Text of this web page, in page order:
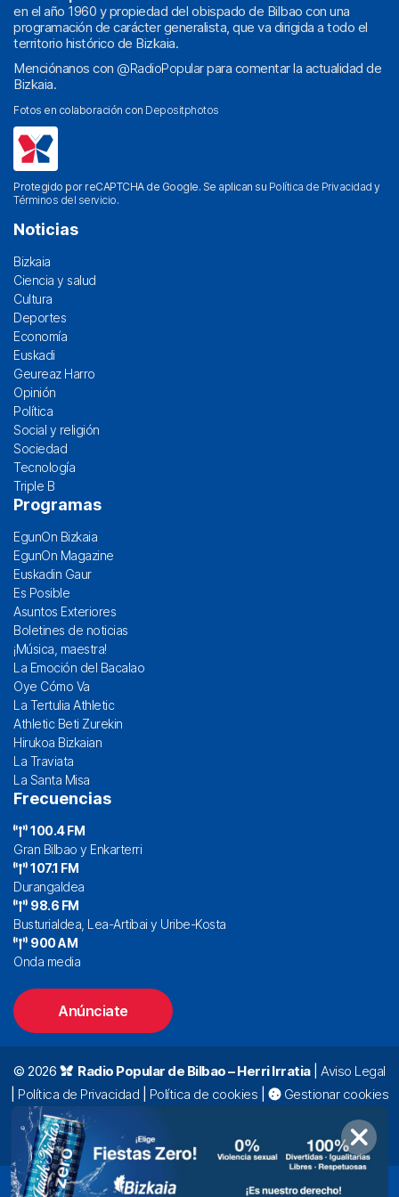
en el año 1960 y propiedad del obispado de Bilbao con una
programación de carácter generalista, que va dirigida a todo el
territorio histórico de Bizkaia.
Menciónanos con @RadioPopularpara comentar la actualidad de
Bizkaia.
Fotos en colaboración con Depositphotos
Protegido por reCAPTCHA de Google. Se aplican su Política de Privacidad y
Términos del servicio.
Noticias
Bizkaia
Ciencia y salud
Cultura
Deportes
Economía
Euskadi
Geureaz Harro
Opinión
Política
Social y religión
Sociedad
Tecnología
Triple B
Programas
EgunOn Bizkaia
EgunOn Magazine
Euskadin Gaur
Es Posible
Asuntos Exteriores
Boletines de noticias
¡Música, maestra!
La Emoción del Bacalao
Oye Cómo Va
La Tertulia Athletic
Athletic Beti Zurekin
Hirukoa Bizkaian
La Traviata
La Santa Misa
Frecuencias
100.4 FM
Gran Bilbao y Enkarterri
107.1 FM
Durangaldea
98.6 FM
Busturialdea, Lea-Artibai y Uribe-Kosta
900 AM
Onda media
Anúnciate
© 2026 Radio Popular de Bilbao – Herri Irratia|Aviso Legal
Política de Privacidad Política de cookies
Gestionar cookies
Alda. Mazarredo, 47 – 7º 48009 Bilbao |
94 423 92 00|
oyentes@radiopopular.com